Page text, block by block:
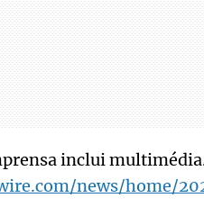
inclui
news/home/